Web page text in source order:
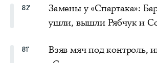
82'
Замены у «Спартака»:
ушли, вышли Рябчук и
81'
Взяв мяч под контроль,